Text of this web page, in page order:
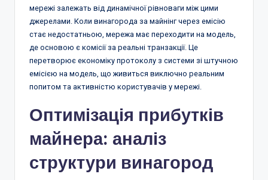
мережі залежать від динамічної рівноваги між цими
джерелами. Коли винагорода за майнінг через емісію
стає недостатньою, мережа має переходити на модель,
де основою є комісії за реальні транзакції. Це
перетворює економіку протоколу з системи зі штучною
емісією на модель, що живиться виключно реальним
попитом та активністю користувачів у мережі.
Оптимізація прибутків
майнера: аналіз
структури винагород